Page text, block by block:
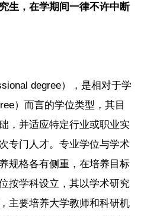
生，在学期间一律不许中断
degree），是相对于学
）而言的学位类型，其目
，并适应特定行业或职业实
专门人才。专业学位与学术
规格各有侧重，在培养目标
按学科设立，其以学术研究
主要培养大学教师和科研机